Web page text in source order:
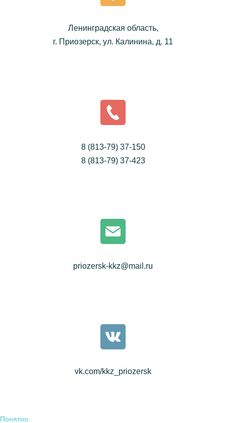
Ленинградская область,
г. Приозерск, ул. Калинина, д. 11
8 (813-79) 37-150
8 (813-79) 37-423
priozersk-kkz@mail.ru
vk.com/kkz_priozersk
Понятно